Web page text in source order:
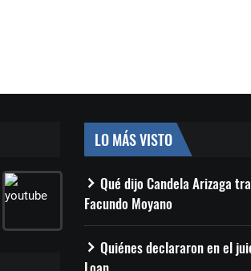
LO MÁS VISTO
Qué dijo Candela Arizaga
Facundo Moyano
Quiénes declararon en el